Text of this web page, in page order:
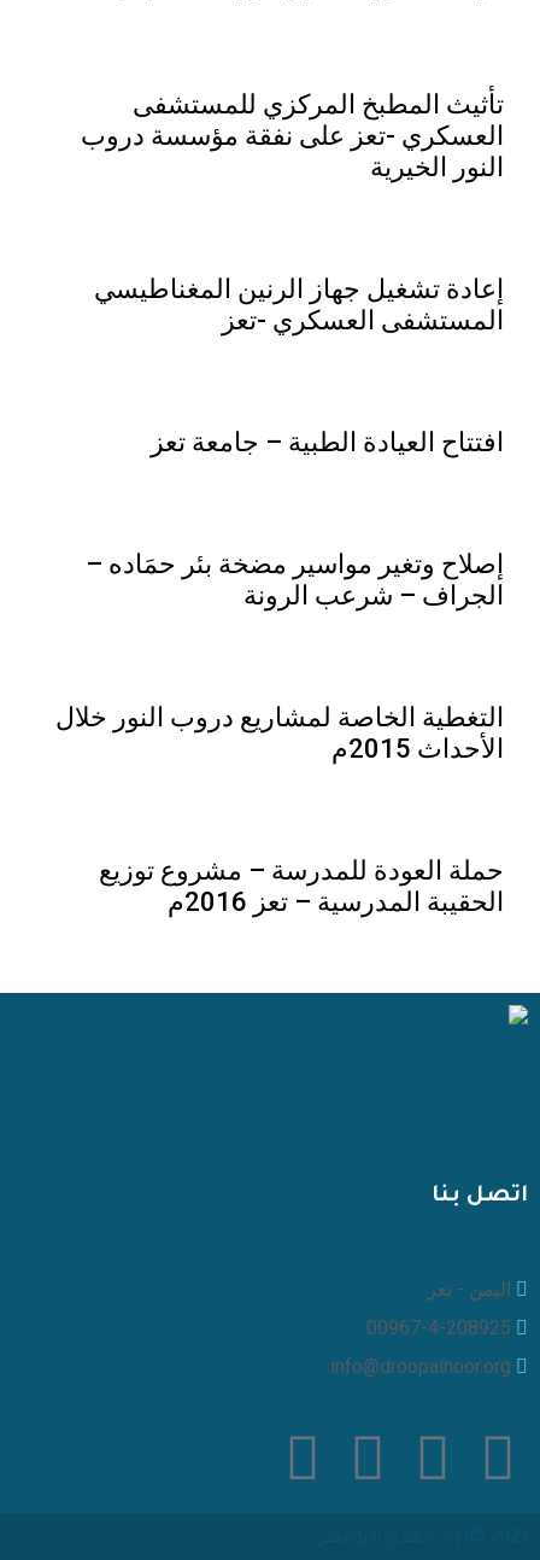
تأثيث المطبخ المركزي للمستشفى
العسكري -تعز على نفقة مؤسسة دروب
النور الخيرية
إعادة تشغيل جهاز الرنين المغناطيسي
المستشفى العسكري -تعز
افتتاح العيادة الطبية – جامعة تعز
إصلاح وتغير مواسير مضخة بئر حمَاده –
الجراف – شرعب الرونة
التغطية الخاصة لمشاريع دروب النور خلال
الأحداث 2015م
حملة العودة للمدرسة – مشروع توزيع
الحقيبة المدرسية – تعز 2016م
اتصل بنا
اليمن - تعز
00967-4-208925
info@droopalnoor.org